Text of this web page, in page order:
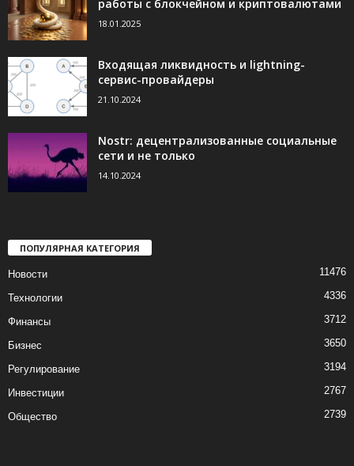
работы с блокчейном и криптовалютами
18.01.2025
Входящая ликвидность и lightning-
сервис-провайдеры
21.10.2024
Nostr: децентрализованные социальные
сети и не только
14.10.2024
ПОПУЛЯРНАЯ КАТЕГОРИЯ
Новости 11476
Технологии 4336
Финансы 3712
Бизнес 3650
Регулирование 3194
Инвестиции 2767
Общество 2739